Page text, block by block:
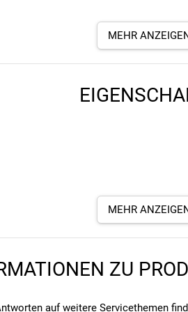
Fahrradreifen der Größe 27.5"/28"/
MEHR
info@schwalbe.com
MEHR
ZU
auf weitere Servicethemen